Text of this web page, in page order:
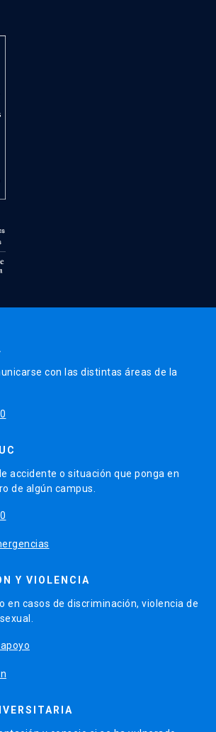
con las distintas áreas de la
accidente o situación que ponga en
de algún campus.
Y VIOLENCIA
en casos de discriminación, violencia de